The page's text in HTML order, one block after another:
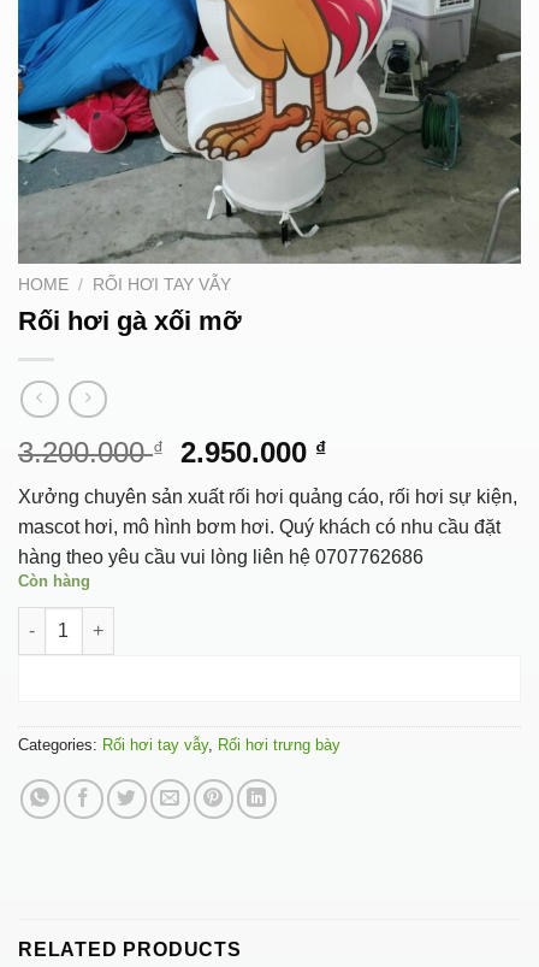
HOME / RỐI HƠI TAY VẪY
Rối hơi gà xối mỡ
3.200.000₫
Original
price
was:
3.200.000 ₫.
2.950.000 ₫Current
price
is:
2.950.000 ₫.
Xưởng chuyên sản xuất rối hơi quảng cáo, rối hơi sự kiện,
mascot hơi, mô hình bơm hơi. Quý khách có nhu cầu đặt
hàng theo yêu cầu vui lòng liên hệ 0707762686
Còn hàng
Rối hơi gà xối mỡ quantity
Categories: Rối hơi tay vẫy, Rối hơi trưng bày
RELATED PRODUCTS